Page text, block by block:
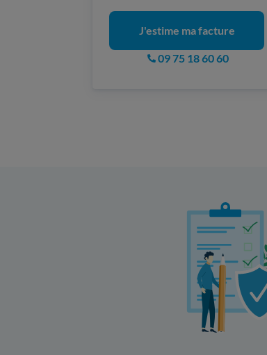
J'estime ma facture
09 75 18 60 60